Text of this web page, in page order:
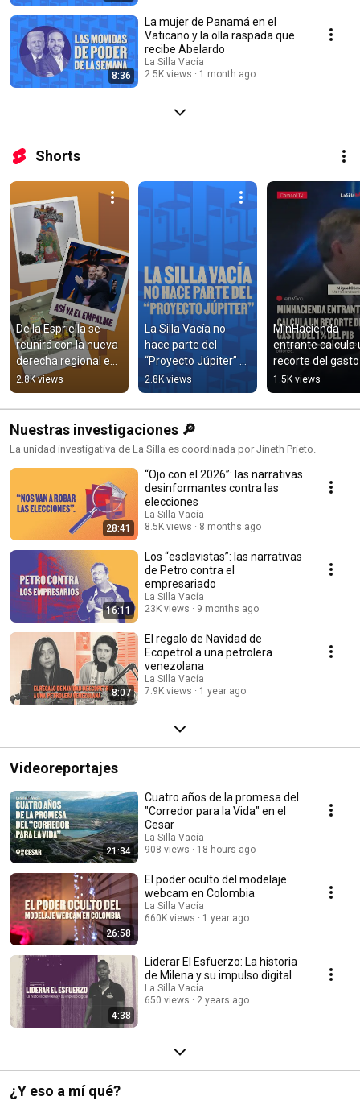
8:36
La mujer de Panamá en el
Vaticano y la olla raspada que
recibe Abelardo
La Silla Vacía
2.5K views
1 month ago
Shorts
De la Espriella se
reunirá con la nueva
derecha regional en
su posesión.
2.8K views
La Silla Vacía no
hace parte del
“Proyecto Júpiter”
#movidadepoder
2.8K views
MinHacienda
entrante calcula
recorte del
1 % del PIB
1.5K views
Nuestras investigaciones 🔎
La unidad investigativa de La Silla es coordinada por Jineth Prieto.
28:41
“Ojo con el 2026”: las narrativas
desinformantes contra las
elecciones
La Silla Vacía
8.5K views
8 months ago
16:11
Los “esclavistas”: las narrativas
de Petro contra el
empresariado
La Silla Vacía
23K views
9 months ago
8:07
El regalo de Navidad de
Ecopetrol a una petrolera
venezolana
La Silla Vacía
7.9K views
1 year ago
Videoreportajes
21:34
Cuatro años de la promesa del
"Corredor para la Vida" en el
Cesar
La Silla Vacía
908 views
18 hours ago
26:58
El poder oculto del modelaje
webcam en Colombia
La Silla Vacía
660K views
1 year ago
4:38
Liderar El Esfuerzo: La historia
de Milena y su impulso digital
La Silla Vacía
650 views
2 years ago
¿Y eso a mí qué?